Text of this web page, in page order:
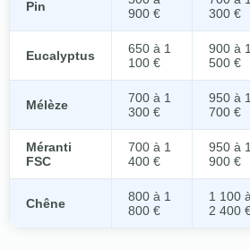
Pin
900 €
300 €
Eucalyptus
650 à 1
100 €
900 à 1
500 €
Mélèze
700 à 1
300 €
950 à 1
700 €
Méranti
FSC
700 à 1
400 €
950 à 1
900 €
Chêne
800 à 1
800 €
1 100 à
2 400